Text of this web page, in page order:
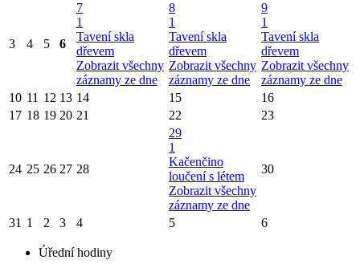
3 4 5 6
7
1
Tavení skla
dřevem
Zobrazit všechny
záznamy ze dne
8
1
Tavení skla
dřevem
Zobrazit všechny
záznamy ze dne
9
1
Tavení skla
dřevem
Zobrazit všechny
záznamy ze dne
10 11 12 13 14 15
16
17 18 19 20 21 22 23
24 25 26 27 28
29
1
Kačenčino
loučení s létem
Zobrazit všechny
záznamy ze dne
30
31 1 2 3 4 5 6
Úřední hodiny